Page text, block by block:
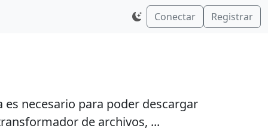
Conectar Registrar
necesario para poder descargar
de archivos, ...